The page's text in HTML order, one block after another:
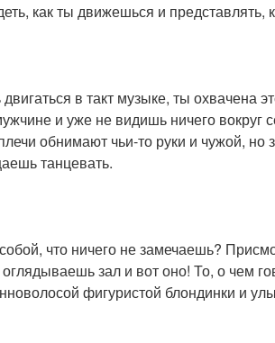
как ты движешься и представлять,
в такт музыке, ты охвачена
и уже не видишь ничего вокруг
обнимают чьи-то руки и чужой,
танцевать.
что ничего не замечаешь?
зал и вот оно! То, о чем
фигуристой блондинки и